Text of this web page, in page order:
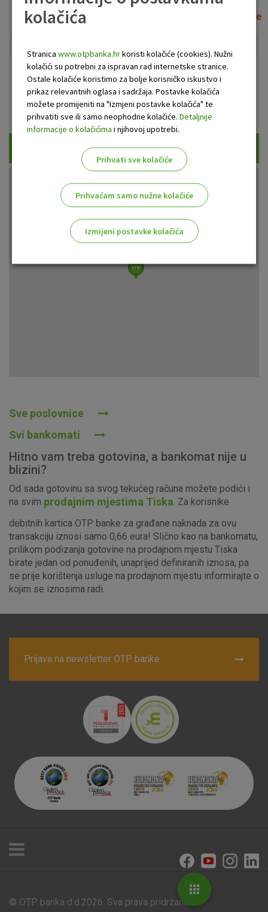
Lista poslovnica i bankomata Očisti filtere
Bankomat Poslovnica
Prikaži samo uplatne bankomate
Sve poslovnice
Svi bankomati
Hitno vam treba gotovina, a bankomat nije u
blizini?
Od sada gotovinu sa svog tekućeg računa možete podići i
na svim prodajnim mjestima Tiska . Za korisnike
debitnih kartica OTP banke za građane naknada za ovu
transakciju iznosi samo 0,66 eura! Slično kao na bankomatu,
prilikom podizanja gotovine na prodajnom mjestu Tiska
birate jedan od ponuđenih, unaprijed definiranih iznosa, pa
se prije korištenja usluge na prodajnom mjestu informirajte o
kojim se iznosima radi.
Prijava na newsletter OTP banke
Poslovnice i bankomati
© OTP banka d.d.2026. Sva prava pridržana.
kolačića
Stranica www.otpbanka.hrkoristi kolačiće (cookies). Nužni
kolačići su potrebni za ispravan rad internetske stranice.
Ostale kolačiće koristimo za bolje korisničko iskustvo i
prikaz relevantnih oglasa i sadržaja. Postavke kolačića
možete promijeniti na "Izmjeni postavke kolačića" te
prihvatiti sve ili samo neophodne kolačiće. Detaljnije
informacije o kolačićima i njihovoj upotrebi.
Prihvati sve kolačiće
Prihvaćam samo nužne kolačiće
Izmijeni postavke kolačića
Ovi kolačići nužni su za funkcioniranje internetske stranice i
postavljaju kao odgovor na vaše radnje koje uključuju zahtjev
za uslugama, kao što su postavke kolačića. Svoj preglednik
o njima, ali u tom slučaju neki dijelovi stranice neće raditi. Ti
kolačići ne pohranjuju nikakve informacije koje bi vas mogle
identificirati.
Detaljnije informacije o kolačićima